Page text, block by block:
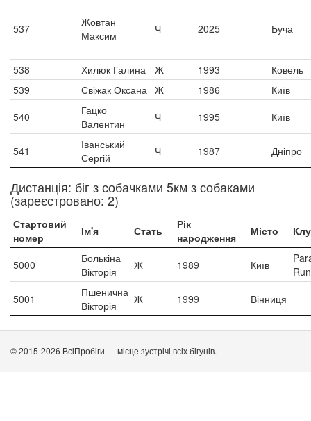
537
Жовтан
Максим
Ч 2025 Буча
538 Хилюк Галина Ж 1993
Ковель
539
Свіжак Оксана Ж 1986
Київ
540
Гацко
Валентин
Ч 1995 Київ
541
Іванський
Сергій
Ч 1987 Дніпро
Дистанція: біг з собачками 5км з собаками
(зареєстровано: 2)
Стартовий
номер
Ім'я Стать
Рік
народження
Місто
5000
Болькіна
Вікторія
Ж 1989 Київ
5001
Пшенична
Вікторія
Ж 1999 Вінниця
© 2015-2026 ВсіПробіги — місце зустрічі всіх бігунів.